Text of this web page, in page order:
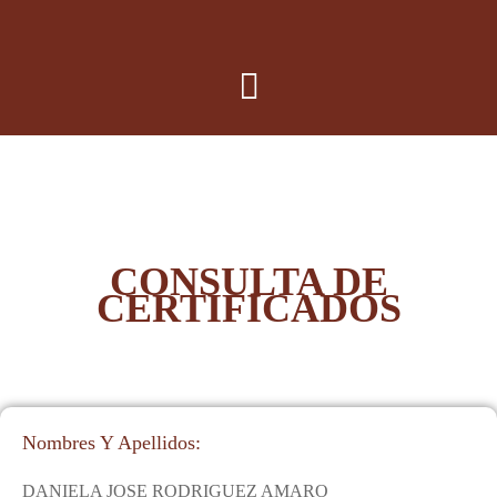
CONSULTA DE
CERTIFICADOS
Nombres Y Apellidos:
DANIELA JOSE RODRIGUEZ AMARO